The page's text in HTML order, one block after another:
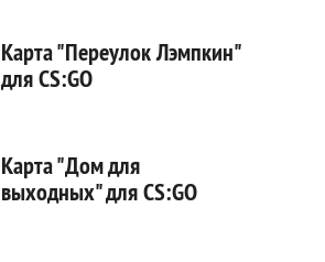
Карта "Переулок Лэмпкин"
для CS:GO
Карта "Дом для
выходных" для CS:GO